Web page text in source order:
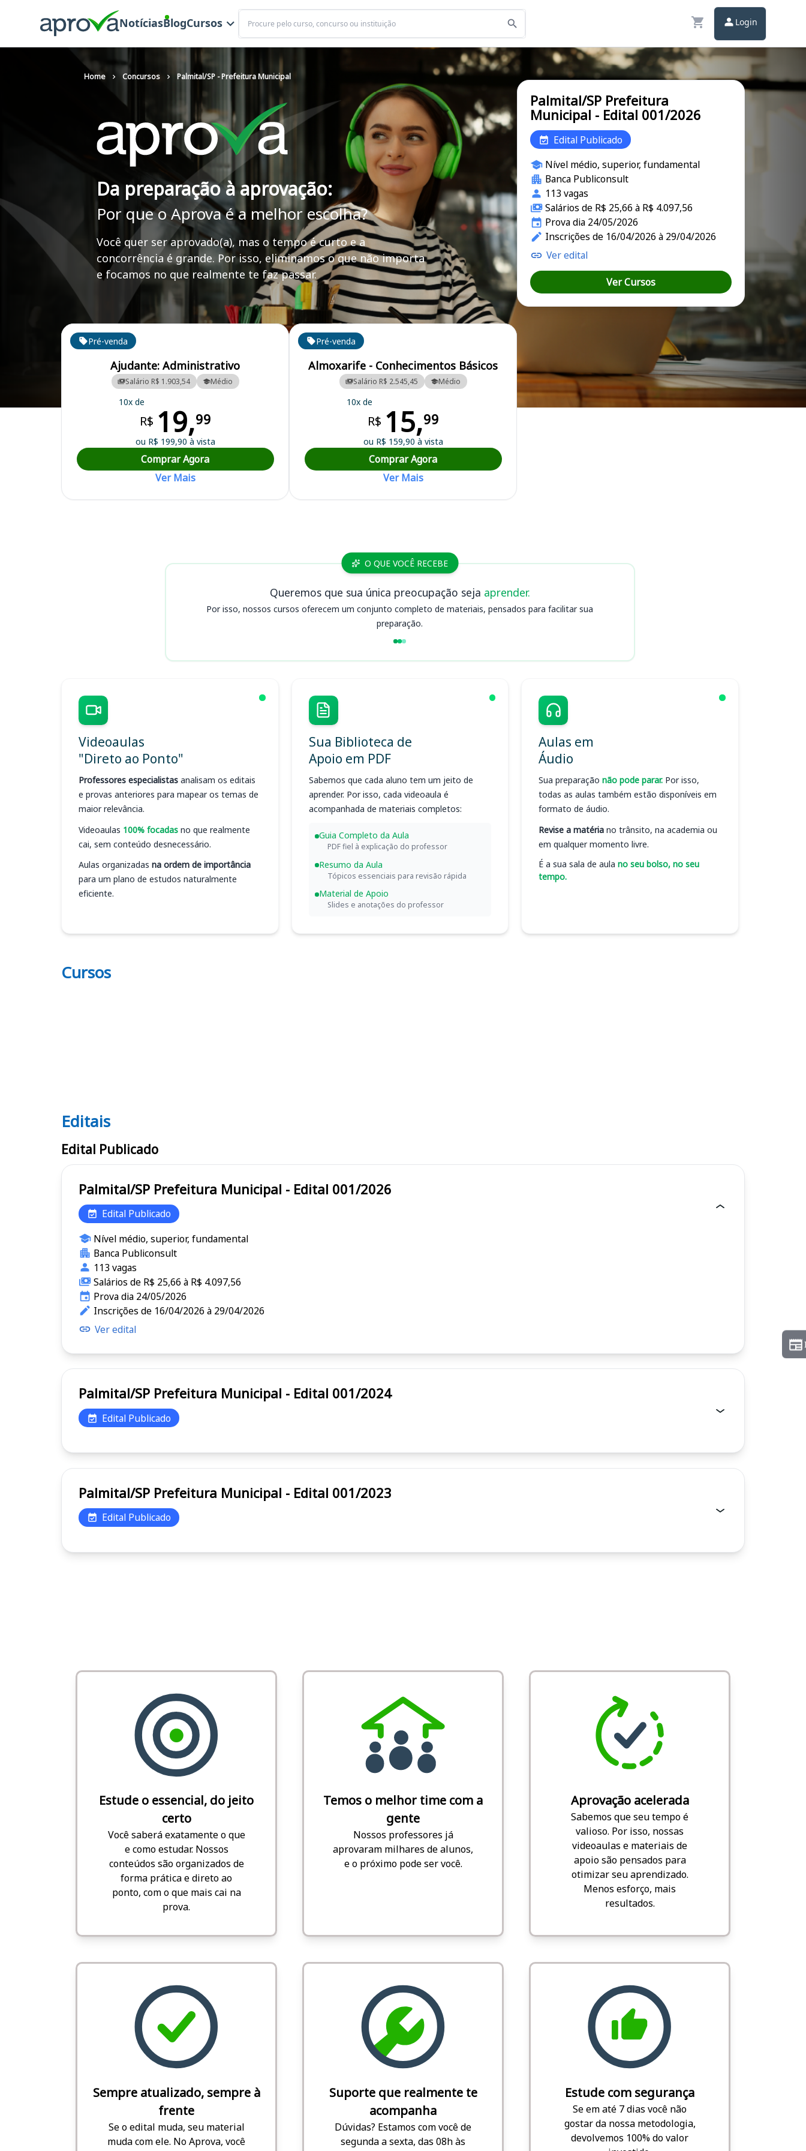
NotíciasBlogCursos
Buscar
Login
Home Concursos Palmital/SP - Prefeitura Municipal
Da preparação à aprovação:
Por que o Aprova é a melhor escolha?
Você quer ser aprovado(a), mas o tempo é curto e a
concorrência é grande. Por isso, eliminamos o que não importa
e focamos no que realmente te faz passar.
Curso Preparatório para o Concurso Palmital/SP - Prefeitura Municipal
Cursos em destaque para passar no concurso
Pré-venda
Ajudante: Administrativo
Salário R$ 1.903,54 Médio
10x de
R$ 19,99
ou R$ 199,90 à vista
Comprar Agora
Ver Mais
Pré-venda
Almoxarife - Conhecimentos Básicos
Salário R$ 2.545,45 Médio
10x de
R$ 15,99
ou R$ 159,90 à vista
Comprar Agora
Ver Mais
Palmital/SP Prefeitura
Municipal - Edital 001/2026
Edital Publicado
Nível médio, superior, fundamental
Banca Publiconsult
113 vagas
Salários de R$ 25,66 à R$ 4.097,56
Prova dia 24/05/2026
Inscrições de 16/04/2026 à 29/04/2026
Ver edital
Ver Cursos
O QUE VOCÊ RECEBE
Queremos que sua única preocupação seja aprender.
Por isso, nossos cursos oferecem um conjunto completo de materiais, pensados para facilitar sua
preparação.
Videoaulas
"Direto ao Ponto"
Professores especialistas analisam os editais
e provas anteriores para mapear os temas de
maior relevância.
Videoaulas 100% focadas no que realmente
cai, sem conteúdo desnecessário.
Aulas organizadas na ordem de importância
para um plano de estudos naturalmente
eficiente.
Sua Biblioteca de
Apoio em PDF
Sabemos que cada aluno tem um jeito de
aprender. Por isso, cada videoaula é
acompanhada de materiais completos:
Guia Completo da Aula
PDF fiel à explicação do professor
Resumo da Aula
Tópicos essenciais para revisão rápida
Material de Apoio
Slides e anotações do professor
Aulas em
Áudio
Sua preparação não pode parar. Por isso,
todas as aulas também estão disponíveis em
formato de áudio.
Revise a matéria no trânsito, na academia ou
em qualquer momento livre.
É a sua sala de aula no seu bolso, no seu
tempo.
Cursos
Editais
Editais
Edital Publicado
Palmital/SP Prefeitura Municipal - Edital 001/2026
Edital Publicado
Nível médio, superior, fundamental
Banca Publiconsult
113 vagas
Salários de R$ 25,66 à R$ 4.097,56
Prova dia 24/05/2026
Inscrições de 16/04/2026 à 29/04/2026
Ver edital
Palmital/SP Prefeitura Municipal - Edital 001/2024
Edital Publicado
Palmital/SP Prefeitura Municipal - Edital 001/2023
Edital Publicado
Estude o essencial, do jeito
certo
Você saberá exatamente o que
e como estudar. Nossos
conteúdos são organizados de
forma prática e direto ao
ponto, com o que mais cai na
prova.
Temos o melhor time com a
gente
Nossos professores já
aprovaram milhares de alunos,
e o próximo pode ser você.
Aprovação acelerada
Sabemos que seu tempo é
valioso. Por isso, nossas
videoaulas e materiais de
apoio são pensados para
otimizar seu aprendizado.
Menos esforço, mais
resultados.
Sempre atualizado, sempre à
frente
Se o edital muda, seu material
muda com ele. No Aprova, você
Suporte que realmente te
acompanha
Dúvidas? Estamos com você de
segunda a sexta, das 08h às
Estude com segurança
Se em até 7 dias você não
gostar da nossa metodologia,
devolvemos 100% do valor